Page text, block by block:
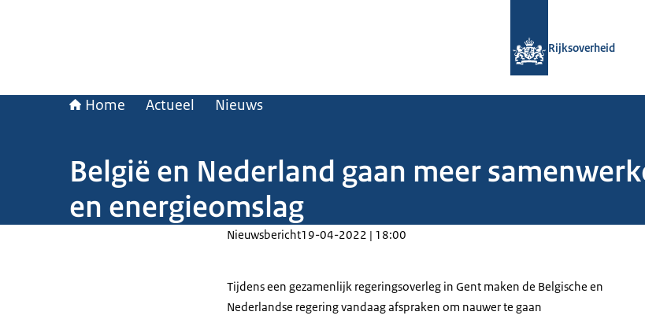
Rijksoverheid
Home Actueel Nieuws
België en Nederland gaan meer
en energieomslag
Nieuwsbericht19-04-2022 | 18:00
Tijdens een gezamenlijk regeringsoverleg in Gent maken de Belgische en
Nederlandse regering vandaag afspraken om nauwer te gaan